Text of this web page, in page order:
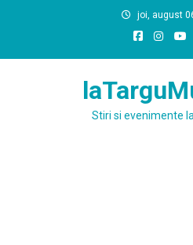
joi, august
Stiri si evenimente